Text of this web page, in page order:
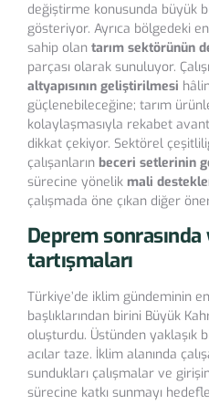
değiştirme konusunda büyük
gösteriyor. Ayrıca bölgedeki
sahip olan tarım sektörünün
parçası olarak sunuluyor.
altyapısının geliştirilmesi
güçlenebileceğine; tarım
kolaylaşmasıyla rekabet
dikkat çekiyor. Sektörel
çalışanların beceri setlerinin
sürecine yönelik mali
çalışmada öne çıkan diğer
Deprem
tartışmaları
Türkiye’de iklim gündeminin
başlıklarından birini Büyük
oluşturdu. Üstünden yaklaşık
acılar taze. İklim alanında
sundukları çalışmalar ve
sürecine katkı sunmayı